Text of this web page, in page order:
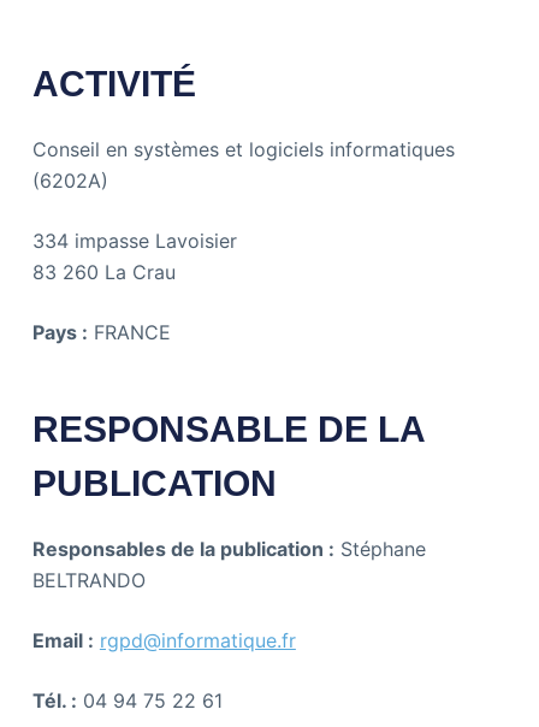
ACTIVITÉ
Conseil en systèmes et logiciels informatiques
(6202A)
334 impasse Lavoisier
83 260 La Crau
Pays : FRANCE
RESPONSABLE DE LA
PUBLICATION
Responsables de la publication : Stéphane
BELTRANDO
Email : rgpd@informatique.fr
Tél. : 04 94 75 22 61